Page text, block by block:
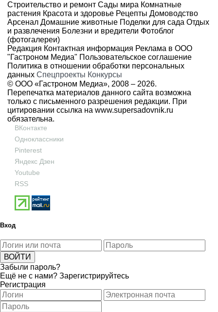
Строительство и ремонт Сады мира Комнатные
растения Красота и здоровье Рецепты Домоводство
Арсенал Домашние животные Поделки для сада Отдых
и развлечения Болезни и вредители Фотоблог
(фотогалереи)
Редакция Контактная информация Реклама в ООО
"Гастроном Медиа" Пользовательское соглашение
Политика в отношении обработки персональных
данных Спецпроекты Конкурсы
© ООО «Гастроном Медиа», 2008 – 2026.
Перепечатка материалов данного сайта возможна
только с письменного разрешения редакции. При
цитировании ссылка на www.supersadovnik.ru
обязательна.
ВКонтакте
Одноклассники
Pinterest
Яндекс Дзен
Youtube
RSS
Вход
Забыли пароль?
Ещё не с нами? Зарегистрируйтесь
Регистрация